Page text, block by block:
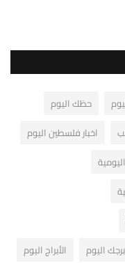
حظك اليوم
اخبار فلسطين اليوم
برجك اليوم
الأبراج اليوم